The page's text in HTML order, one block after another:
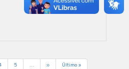
Página
5 …
Next
››
Última
Último »